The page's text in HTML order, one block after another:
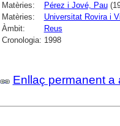
Matèries:
Pérez i Jové, Pau
Matèries:
Universitat Rovira i
Àmbit:
Reus
Cronologia: 1998
Enllaç permanent a